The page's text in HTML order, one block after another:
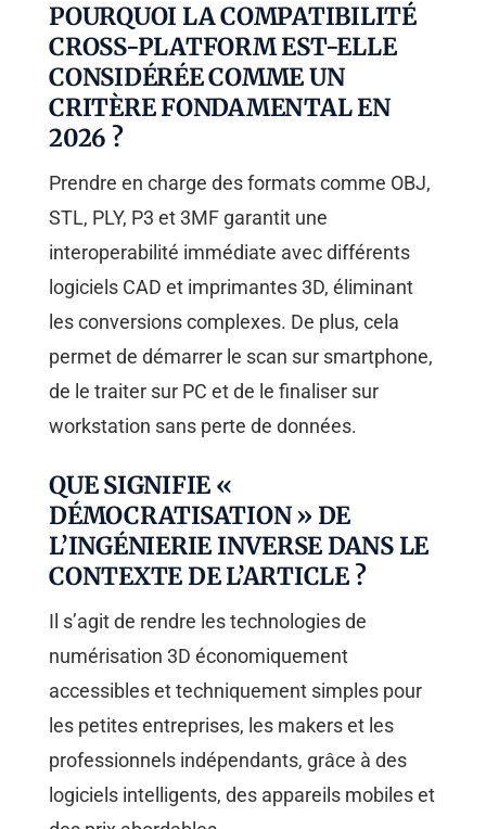
POURQUOI LA COMPATIBILITÉ
CROSS-PLATFORM EST-ELLE
CONSIDÉRÉE COMME UN
CRITÈRE FONDAMENTAL EN
2026 ?
Prendre en charge des formats comme OBJ,
STL, PLY, P3 et 3MF garantit une
interoperabilité immédiate avec différents
logiciels CAD et imprimantes 3D, éliminant
les conversions complexes. De plus, cela
permet de démarrer le scan sur smartphone,
de le traiter sur PC et de le finaliser sur
workstation sans perte de données.
QUE SIGNIFIE «
DÉMOCRATISATION » DE
L’INGÉNIERIE INVERSE DANS LE
CONTEXTE DE L’ARTICLE ?
Il s’agit de rendre les technologies de
numérisation 3D économiquement
accessibles et techniquement simples pour
les petites entreprises, les makers et les
professionnels indépendants, grâce à des
logiciels intelligents, des appareils mobiles et